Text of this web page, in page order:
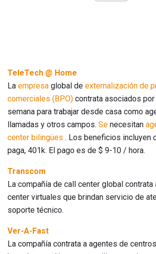
TeleTech @ Home
La empresa global de externalización de
comerciales (BPO) contrata asociados
semana para trabajar desde casa como
llamadas y otros campos. Se necesitan
center bilingües . Los beneficios incluyen
paga, 401k. El pago es de $ 9-10 / hora.
Transcom
La compañía de call center global
center virtuales que brindan servicio de
soporte técnico.
Ver-A-Fast
La compañía contrata a agentes de